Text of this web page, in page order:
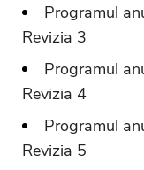
Programul
Revizia 3
Programul
Revizia 4
Programul
Revizia 5